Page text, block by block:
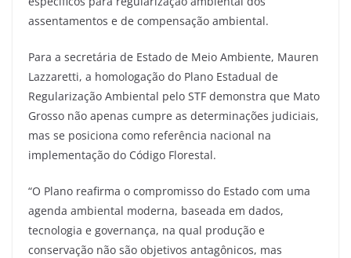
assentamentos e de compensação ambiental.
Para a secretária de Estado de Meio Ambiente, Mauren
Lazzaretti, a homologação do Plano Estadual de
Regularização Ambiental pelo STF demonstra que Mato
Grosso não apenas cumpre as determinações judiciais,
mas se posiciona como referência nacional na
implementação do Código Florestal.
“O Plano reafirma o compromisso do Estado com uma
agenda ambiental moderna, baseada em dados,
tecnologia e governança, na qual produção e
conservação não são objetivos antagônicos, mas